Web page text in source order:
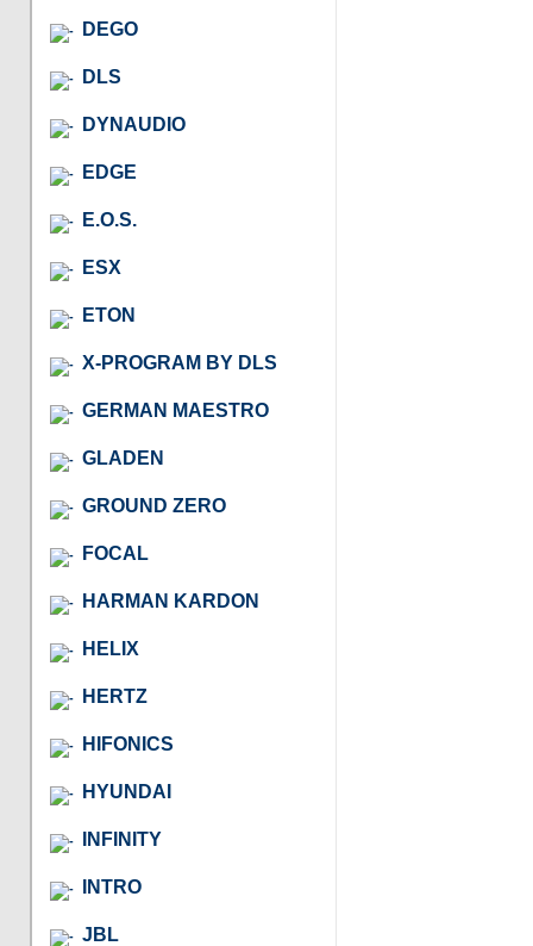
DEGO
DLS
DYNAUDIO
EDGE
E.O.S.
ESX
ETON
X-PROGRAM BY DLS
GERMAN MAESTRO
GLADEN
GROUND ZERO
FOCAL
HARMAN KARDON
HELIX
HERTZ
HIFONICS
HYUNDAI
INFINITY
INTRO
JBL